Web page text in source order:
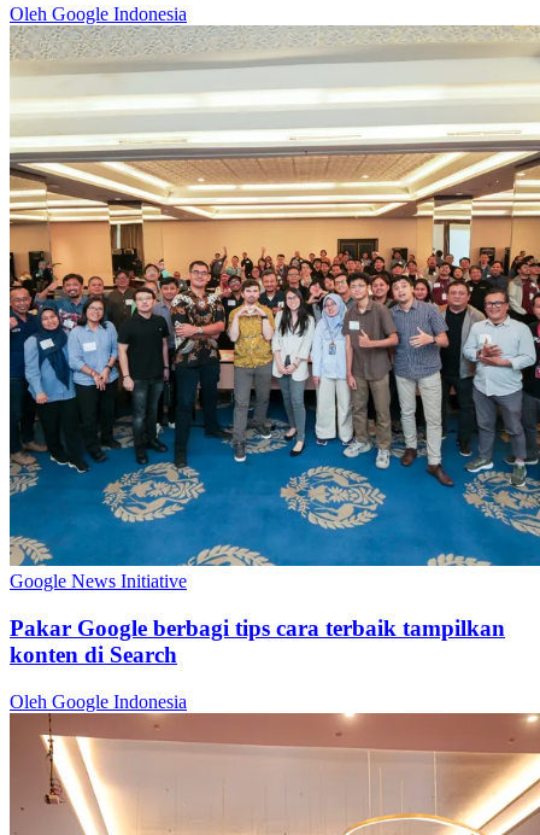
Oleh Google Indonesia
Google News Initiative
Pakar Google berbagi tips cara terbaik tampilkan
konten di Search
Oleh Google Indonesia